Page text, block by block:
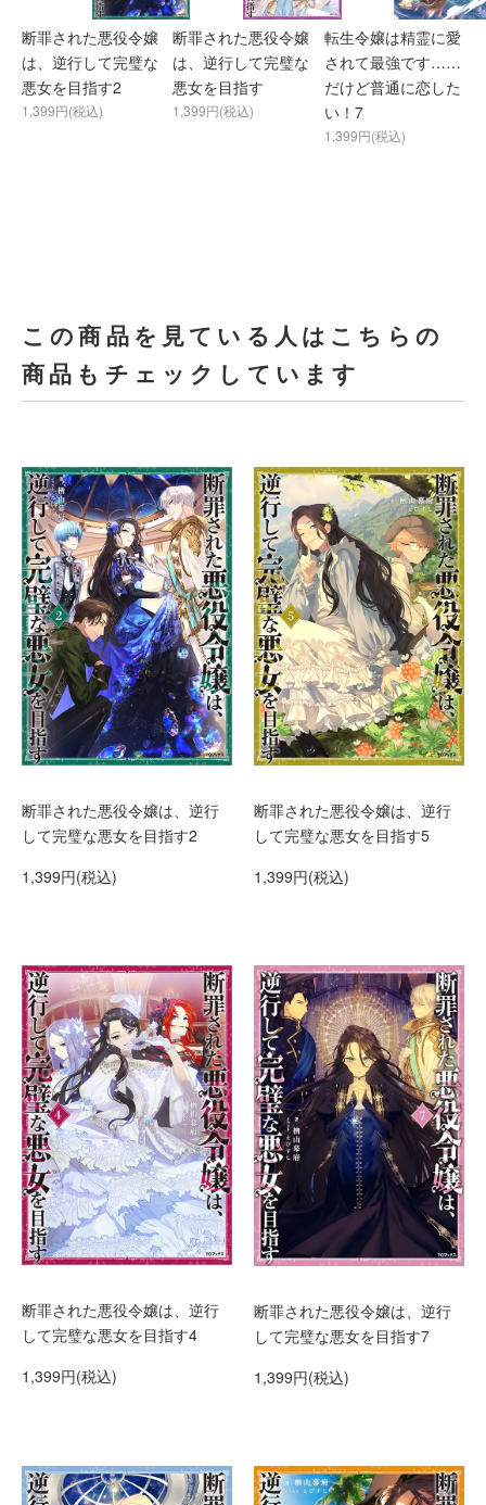
断罪された悪役令嬢
は、逆行して完璧な
悪女を目指す2
1,399円(税込)
断罪された悪役令嬢
は、逆行して完璧な
悪女を目指す
1,399円(税込)
転生令嬢は精霊に愛
されて最強です……
だけど普通に恋した
い！7
1,399円(税込)
この商品を見ている人はこちらの
商品もチェックしています
断罪された悪役令嬢は、逆行
して完璧な悪女を目指す2
1,399円(税込)
断罪された悪役令嬢は、逆行
して完璧な悪女を目指す5
1,399円(税込)
断罪された悪役令嬢は、逆行
して完璧な悪女を目指す4
1,399円(税込)
断罪された悪役令嬢は、逆行
して完璧な悪女を目指す7
1,399円(税込)